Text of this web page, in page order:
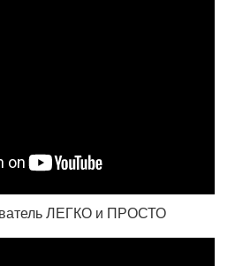
ЛЕГКО и ПРОСТО